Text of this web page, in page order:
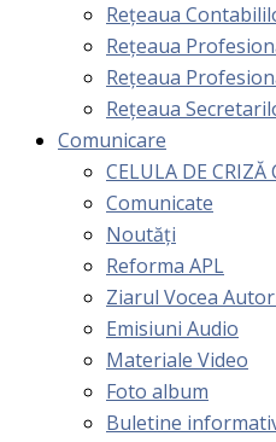
Rețeaua
Rețeaua
Reţeaua
Rețeaua
Comunicare
CELULA DE CRIZĂ
Comunicate
Noutăți
Reforma APL
Ziarul Vocea
Emisiuni Audio
Materiale Video
Foto album
Buletine